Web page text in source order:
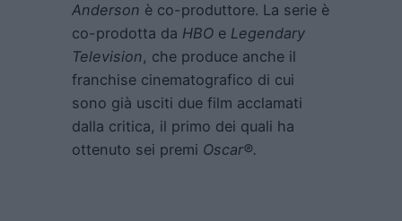
Anderson è co-produttore. La serie è
co-prodotta da HBO e Legendary
Television, che produce anche il
franchise cinematografico di cui
sono già usciti due film acclamati
dalla critica, il primo dei quali ha
ottenuto sei premi Oscar®.